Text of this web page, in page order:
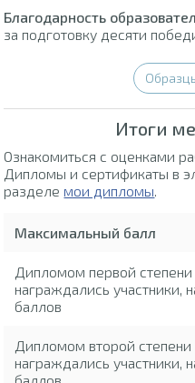
Благодарность
за подготовку десяти
Итоги
Ознакомиться с оценками
Дипломы и сертификаты в
разделемои дипломы.
Максимальный балл
Дипломом первой степени
награждались участники,
баллов
Дипломом второй степени
награждались участники,